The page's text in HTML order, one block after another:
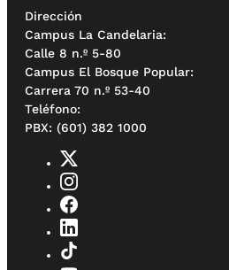
Dirección
Campus La Candelaria:
Calle 8 n.º 5-80
Campus El Bosque Popular:
Carrera 70 n.º 53-40
Teléfono:
PBX: (601) 382 1000